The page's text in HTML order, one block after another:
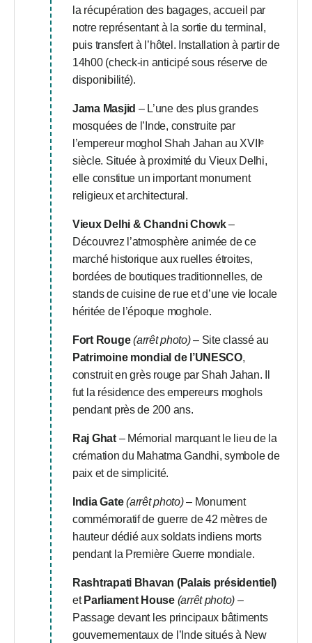
la récupération des bagages, accueil par
notre représentant à la sortie du terminal,
puis transfert à l’hôtel. Installation à partir de
14h00 (check-in anticipé sous réserve de
disponibilité).
Jama Masjid – L’une des plus grandes
mosquées de l’Inde, construite par
l’empereur moghol Shah Jahan au XVIIᵉ
siècle. Située à proximité du Vieux Delhi,
elle constitue un important monument
religieux et architectural.
Vieux Delhi & Chandni Chowk–
Découvrez l’atmosphère animée de ce
marché historique aux ruelles étroites,
bordées de boutiques traditionnelles, de
stands de cuisine de rue et d’une vie locale
héritée de l’époque moghole.
Fort Rouge (arrêt photo)– Site classé au
Patrimoine mondial de l’UNESCO,
construit en grès rouge par Shah Jahan. Il
fut la résidence des empereurs moghols
pendant près de 200 ans.
Raj Ghat– Mémorial marquant le lieu de la
crémation du Mahatma Gandhi, symbole de
paix et de simplicité.
India Gate (arrêt photo)– Monument
commémoratif de guerre de 42 mètres de
hauteur dédié aux soldats indiens morts
pendant la Première Guerre mondiale.
Rashtrapati Bhavan (Palais présidentiel)
et Parliament House (arrêt photo) –
Passage devant les principaux bâtiments
gouvernementaux de l’Inde situés à New